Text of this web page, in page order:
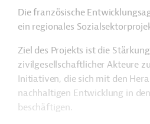
Die französische
ein regionales
Ziel des Projekts ist die
zivilgesellschaftlicher Akteure
Initiativen, die sich mit den
nachhaltigen Entwicklung in
beschäftigen.